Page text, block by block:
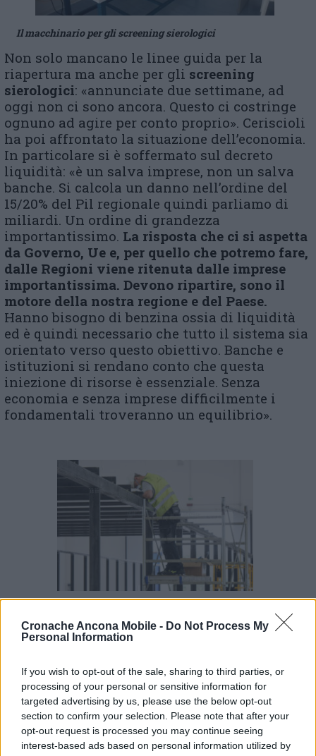
Cronache Ancona Mobile - Do Not Process My
Personal Information
If you wish to opt-out of the sale, sharing to third parties, or
processing of your personal or sensitive information for
targeted advertising by us, please use the below opt-out
section to confirm your selection. Please note that after your
opt-out request is processed you may continue seeing
interest-based ads based on personal information utilized by
Il macchinario per gli screening sierologici
Non solo mancano le linee guida per la
riapertura ma anche per gli screening
sierologici: «annunciate due settimane, ad
oggi non ci sono ancora. Questo ci costringe
ognuno ad agire per conto proprio». Ceriscioli
ha poi affrontato la situazione dell’economia.
In particolare si è soffermato sul decreto
liquidità: «è un salva imprese, non un salva
banche. Si calcola un danno nell’ordine del
15/20% del Pil regionale quindi parliamo di
miliardi. Un ordine di grandezza
importantissimo. La risposta che ci si aspetta
da Governo, Ue e, per quello che potremo fare,
dalle Regioni viene ritenuta dalle imprese
importantissima. Devono ripartire, sono il
motore della nostra regione e del Paese.
Hanno bisogno di benzina ossia di liquidità
ed è quindi necessario che tutto il sistema sia
orientato verso questo obiettivo. Banche e
istituzioni si rendano conto che questa
iniezione di risorse è essenziale. Senza
economia e senza imprese difficilmente i
fondamentali troveranno un equilibrio».
Obiettivo di Ceriscioli sono proprio gli istituti
atteggiamenti delle banche che vorrebbero
utilizzare il decreto Liquidità per coprire
vecchie situazioni. Sono scelte sbagliate. È
inutile provare a salvare un pezzo del proprio
bilancio dal punto di vista bancario perché il
decreto non è un salva banche ma un salva